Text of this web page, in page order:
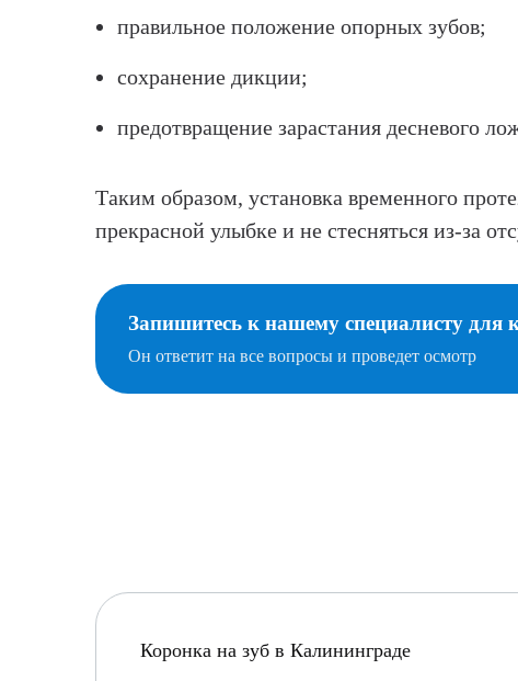
правильное положение опорных зубов;
сохранение дикции;
предотвращение зарастания десневого
Таким образом, установка временного
прекрасной улыбке и не стесняться из-за
Запишитесь к нашему специалисту для
Он ответит на все вопросы и проведет осмотр
Коронка на зуб в Калининграде